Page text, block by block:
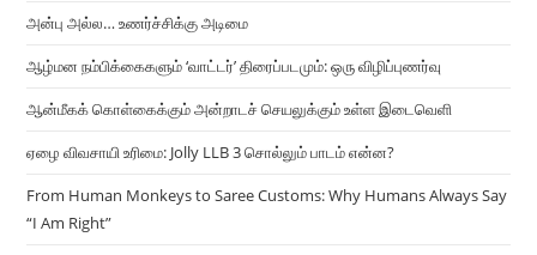
அன்பு அல்ல… உணர்ச்சிக்கு அடிமை
ஆழ்மன நம்பிக்கைகளும் ‘வாட்டர்’ திரைப்படமும்: ஒரு விழிப்புணர்வு
ஆன்மீகக் கொள்கைக்கும் அன்றாடச் செயலுக்கும் உள்ள இடைவெளி
ஏழை விவசாயி உரிமை: Jolly LLB 3 சொல்லும் பாடம் என்ன?
From Human Monkeys to Saree Customs: Why Humans Always Say
“I Am Right”